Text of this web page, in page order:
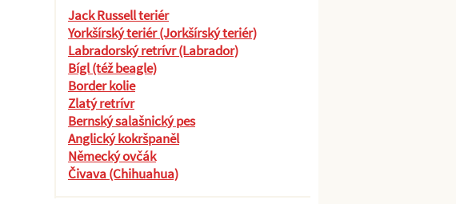
Jack Russell teriér
Yorkšírský teriér (Jorkšírský teriér)
Labradorský retrívr (Labrador)
Bígl (též beagle)
Border kolie
Zlatý retrívr
Bernský salašnický pes
Anglický kokršpaněl
Německý ovčák
Čivava (Chihuahua)